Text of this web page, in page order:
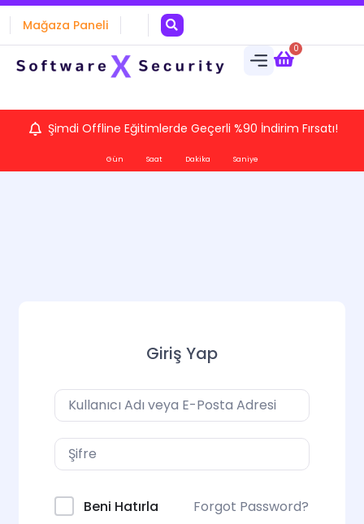
Mağaza Paneli
0
Şimdi Offline Eğitimlerde Geçerli %90 İndirim Fırsatı!
Gün Saat Dakika Saniye
Giriş Yap
Beni Hatırla Forgot Password?